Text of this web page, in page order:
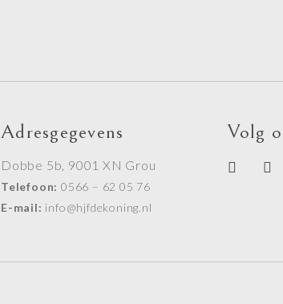
Adresgegevens
Dobbe 5b, 9001 XN Grou
Telefoon: 0566 – 62 05 76
E-mail: info@hjfdekoning.nl
Volg